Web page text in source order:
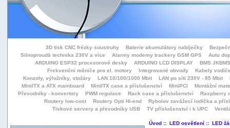
3D tisk CNC frézky soustruhy Baterie akumulátory nabíječky
Silnoproudá technika 230V a více
Alarmy modemy trackery GSM GPS
Auto
ARDUINO ESP32 procesorové desky
ARDUINO LCD DISPLAY
BMS
Frekvenční měniče pro el. motory
Integrované obvody
Kabely
Konzoly, výložníky, stožáry
LAN 10/100/1000 Mbit LAN po síti 230V - 85 Mbit
MiniITX a ATX mainboard
MiniITX case a příslušenství MiniPCI
Montážní
Převodníky - konvertory
PWM regulace Rack case a příslušenství
Raspberry
Routery low-cost
Routery Opti Hi-end
Rybolov zavážecí lodička a přísl
Tiskové servery a převodníky USB
TV příslušenství i k UPC
Úvod:: LED osvětlení:: LED